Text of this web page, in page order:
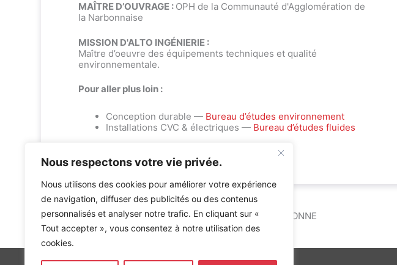
Nous respectons votre vie privée.
Nous utilisons des cookies pour améliorer votre expérience
de navigation, diffuser des publicités ou des contenus
personnalisés et analyser notre trafic. En cliquant sur «
Tout accepter », vous consentez à notre utilisation des
cookies.
MAÎTRE D’OUVRAGE : OPH de la Communauté d'Agglomération de
la Narbonnaise
MISSION D'ALTO INGÉNIERIE :
Maître d’oeuvre des équipements techniques et qualité
environnementale.
Pour aller plus loin :
Conception durable — Bureau d’études environnement
Installations CVC & électriques — Bureau d’études fluides
Accueil»Références»CASERNE DE GENDARMERIE A NARBONNE